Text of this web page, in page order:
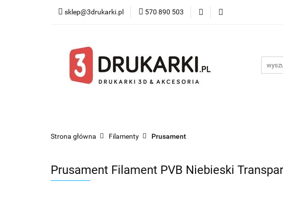
sklep@3drukarki.pl 570 890 503
Blog Bestsellery
Strona główna Filamenty Prusament
Prusament Filament PVB Niebieski